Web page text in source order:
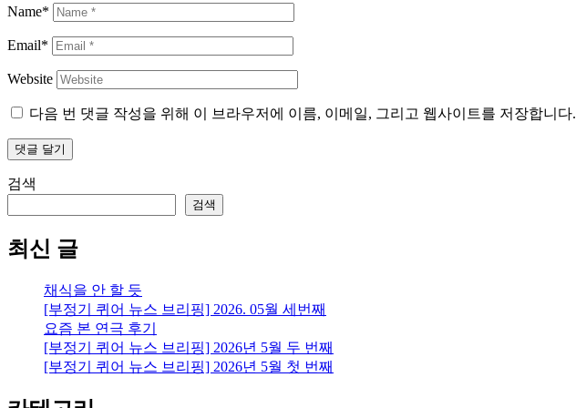
Name*
Email*
Website
다음 번 댓글 작성을 위해 이 브라우저에 이름, 이메일, 그리고 웹사이트를 저장합니다.
검색
검색
최신 글
채식을 안 할 듯
[부정기 퀴어 뉴스 브리핑] 2026. 05월 세번째
요즘 본 연극 후기
[부정기 퀴어 뉴스 브리핑] 2026년 5월 두 번째
[부정기 퀴어 뉴스 브리핑] 2026년 5월 첫 번째